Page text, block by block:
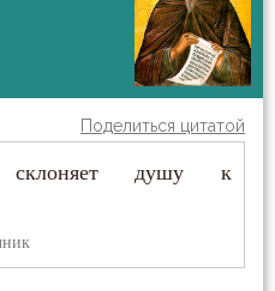
Поделиться цитатой
склоняет душу к